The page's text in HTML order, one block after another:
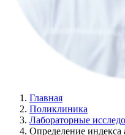
Главная
Поликлиника
Лабораторные
Определение индекса